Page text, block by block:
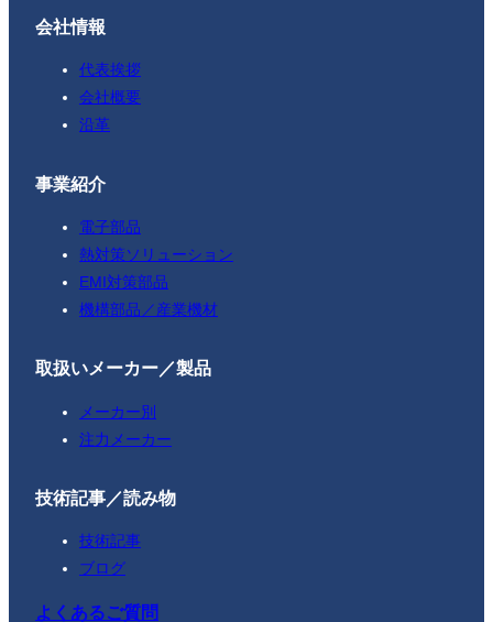
会社情報
代表挨拶
会社概要
沿革
事業紹介
電子部品
熱対策ソリューション
EMI対策部品
機構部品／産業機材
取扱いメーカー／製品
メーカー別
注力メーカー
技術記事／読み物
技術記事
ブログ
よくあるご質問